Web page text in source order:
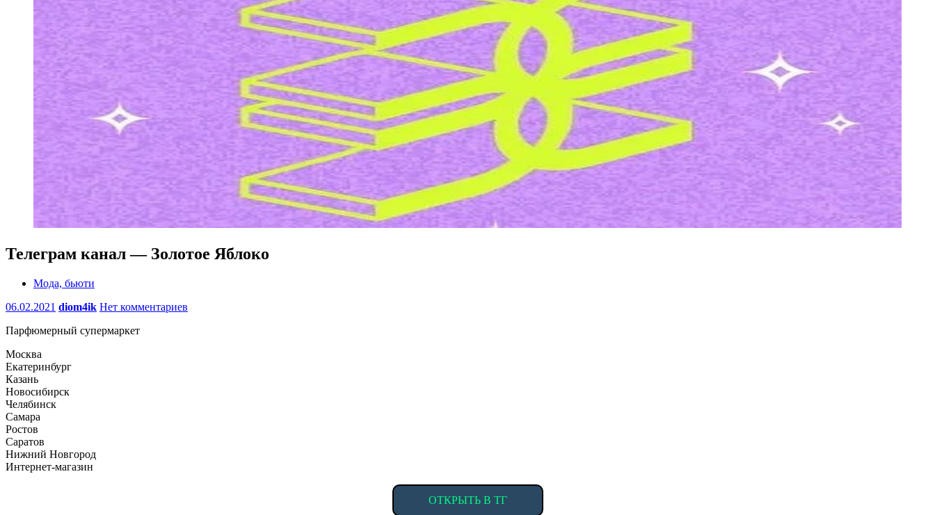
Телеграм канал — Золотое Яблоко
Мода, бьюти
06.02.2021 diom4ik Нет комментариев
Парфюмерный супермаркет
Москва
Екатеринбург
Казань
Новосибирск
Челябинск
Самара
Ростов
Саратов
Нижний Новгород
Интернет-магазин
ОТКРЫТЬ В ТГ